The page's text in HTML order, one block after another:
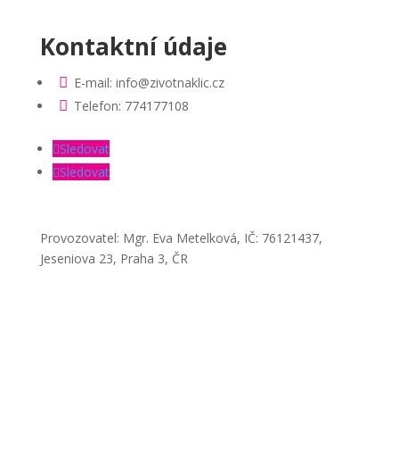
Kontaktní údaje
 E-mail: info@zivotnaklic.cz
 Telefon: 774177108
Sledovat
Sledovat
Provozovatel: Mgr. Eva Metelková, IČ: 76121437,
Jeseniova 23, Praha 3, ČR